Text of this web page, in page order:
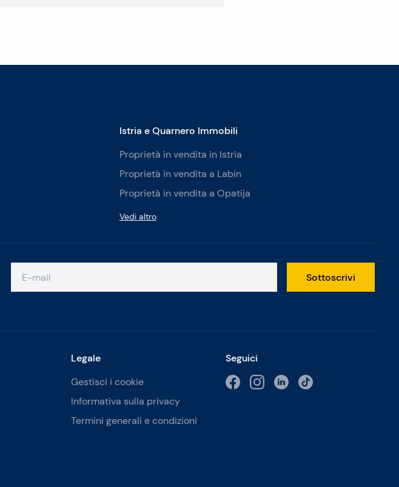
Sottoscrivi
Istria e Quarnero Immobili
Proprietà in vendita in Istria
Proprietà in vendita a Labin
Proprietà in vendita a Opatija
Vedi altro
Legale
Gestisci i cookie
Informativa sulla privacy
Termini generali e condizioni
Seguici